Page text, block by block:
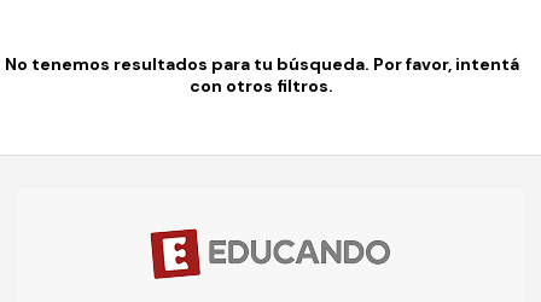
No tenemos resultados para tu búsqueda. Por favor, intentá
con otros filtros.